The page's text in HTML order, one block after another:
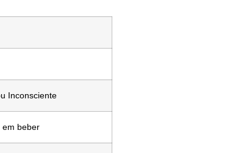
Inconsciente
em beber